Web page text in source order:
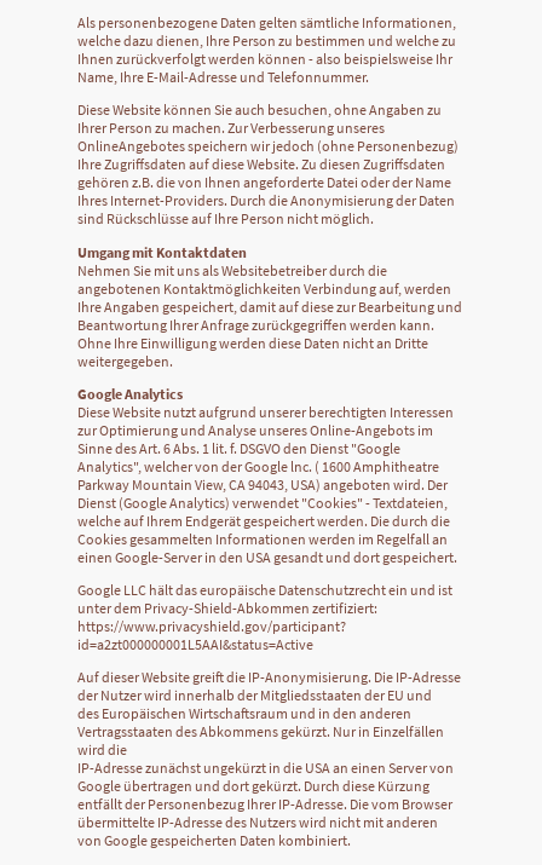
Als personenbezogene Daten gelten sämtliche Informationen,
welche dazu dienen, Ihre Person zu bestimmen und welche zu
Ihnen zurückverfolgt werden können - also beispielsweise Ihr
Name, Ihre E-Mail-Adresse und Telefonnummer.
Diese Website können Sie auch besuchen, ohne Angaben zu
Ihrer Person zu machen. Zur Verbesserung unseres
OnlineAngebotes speichern wir jedoch (ohne Personenbezug)
Ihre Zugriffsdaten auf diese Website. Zu diesen Zugriffsdaten
gehören z.B. die von Ihnen angeforderte Datei oder der Name
Ihres Internet-Providers. Durch die Anonymisierung der Daten
sind Rückschlüsse auf Ihre Person nicht möglich.
Umgang mit Kontaktdaten
Nehmen Sie mit uns als Websitebetreiber durch die
angebotenen Kontaktmöglichkeiten Verbindung auf, werden
Ihre Angaben gespeichert, damit auf diese zur Bearbeitung und
Beantwortung Ihrer Anfrage zurückgegriffen werden kann.
Ohne Ihre Einwilligung werden diese Daten nicht an Dritte
weitergegeben.
Google Analytics
Diese Website nutzt aufgrund unserer berechtigten Interessen
zur Optimierung und Analyse unseres Online-Angebots im
Sinne des Art. 6 Abs. 1 lit. f. DSGVO den Dienst "Google
Analytics", welcher von der Google lnc. ( 1600 Amphitheatre
Parkway Mountain View, CA 94043, USA) angeboten wird. Der
Dienst (Google Analytics) verwendet "Cookies" - Textdateien,
welche auf Ihrem Endgerät gespeichert werden. Die durch die
Cookies gesammelten Informationen werden im Regelfall an
einen Google-Server in den USA gesandt und dort gespeichert.
Google LLC hält das europäische Datenschutzrecht ein und ist
unter dem Privacy-Shield-Abkommen zertifiziert:
https://www.privacyshield.gov/participant?
id=a2zt000000001L5AAI&status=Active
Auf dieser Website greift die IP-Anonymisierung. Die IP-Adresse
der Nutzer wird innerhalb der Mitgliedsstaaten der EU und
des Europäischen Wirtschaftsraum und in den anderen
Vertragsstaaten des Abkommens gekürzt. Nur in Einzelfällen
wird die
IP-Adresse zunächst ungekürzt in die USA an einen Server von
Google übertragen und dort gekürzt. Durch diese Kürzung
entfällt der Personenbezug Ihrer IP-Adresse. Die vom Browser
übermittelte IP-Adresse des Nutzers wird nicht mit anderen
von Google gespeicherten Daten kombiniert.